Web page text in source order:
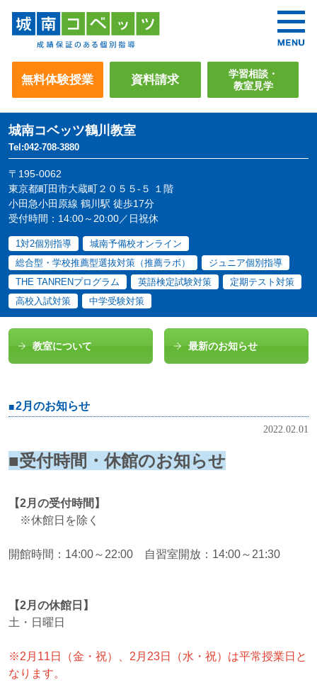
無料体験授業 資料請求
学習相談・
教室見学
城南コベッツ鶴川教室
Tel:042-708-3880
〒195-0062
東京都町田市大蔵町２０５５-５ １階
小田急小田原線 鶴川駅 徒歩17分
受付時間：14:00～20:00／日祝休
1対2個別指導
城南予備校オンライン
総合型・学校推薦型選抜対策（推薦ラボ）
ジュニア個別指導
THE TANRENプログラム
英語検定試験対策
定期テスト対策
高校入試対策
中学受験対策
教室について 最新のお知らせ
2月のお知らせ
2022.02.01
■受付時間・休館のお知らせ
【2月の受付時間】
※休館日を除く
開館時間：14:00～22:00 自習室開放：14:00～21:30
【2月の休館日】
土・日曜日
※2月11日（金・祝）、2月23日（水・祝）は平常授業日と
なります。